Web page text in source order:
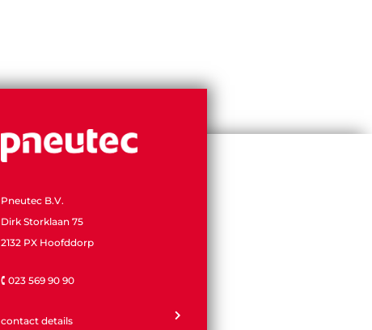
Pneutec B.V.
Dirk Storklaan 75
2132 PX Hoofddorp
🕻 023 569 90 90
contact details